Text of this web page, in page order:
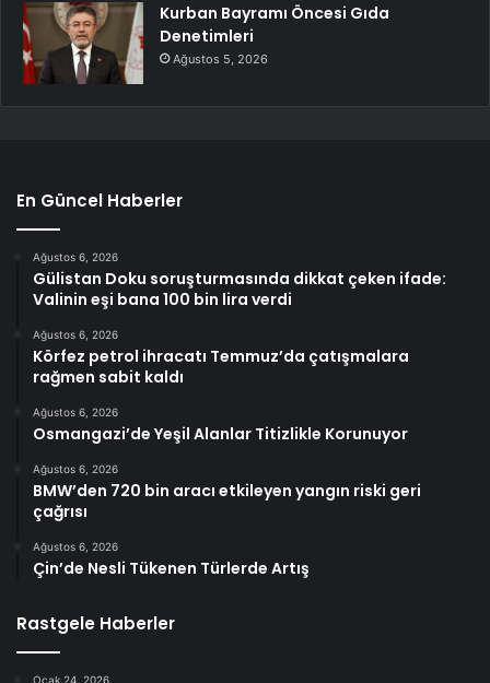
Kurban Bayramı Öncesi Gıda
Denetimleri
Ağustos 5, 2026
En Güncel Haberler
Ağustos 6, 2026
Gülistan Doku soruşturmasında dikkat çeken ifade:
Valinin eşi bana 100 bin lira verdi
Ağustos 6, 2026
Körfez petrol ihracatı Temmuz’da çatışmalara
rağmen sabit kaldı
Ağustos 6, 2026
Osmangazi’de Yeşil Alanlar Titizlikle Korunuyor
Ağustos 6, 2026
BMW’den 720 bin aracı etkileyen yangın riski geri
çağrısı
Ağustos 6, 2026
Çin’de Nesli Tükenen Türlerde Artış
Rastgele Haberler
Ocak 24, 2026